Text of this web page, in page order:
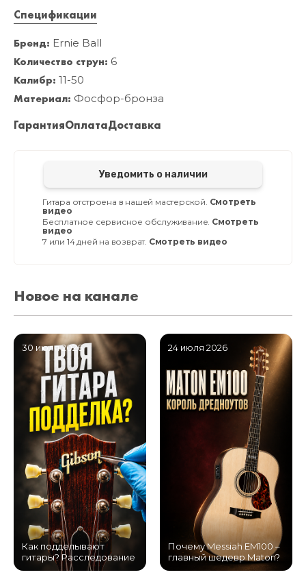
Спецификации
Бренд: Ernie Ball
Количество струн: 6
Калибр: 11-50
Материал: Фосфор-бронза
ГарантияОплатаДоставка
Уведомить о наличии
Гитара отстроена в нашей мастерской. Смотреть
видео
Бесплатное сервисное обслуживание. Смотреть
видео
7 или 14 дней на возврат. Смотреть видео
Новое на канале
30 июля 2026
Как подделывают
гитары? Расследование
24 июля 2026
Почему Messiah EM100 –
главный шедевр Maton?